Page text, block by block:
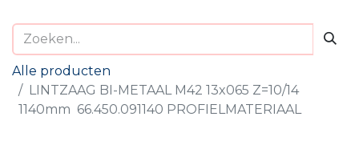
Alle producten
LINTZAAG BI-METAAL M42 13x065 Z=10/14
1140mm 66.450.091140 PROFIELMATERIAAL